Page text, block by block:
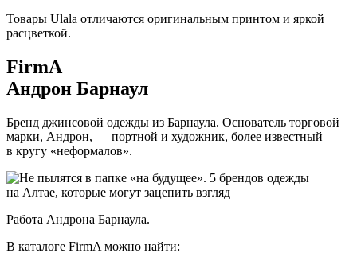
Товары Ulala отличаются оригинальным принтом и яркой
расцветкой.
FirmA
Андрон Барнаул
Бренд джинсовой одежды из Барнаула. Основатель торговой
марки, Андрон, — портной и художник, более известный
в кругу «неформалов».
Работа Андрона Барнаула.
В каталоге FirmA можно найти: